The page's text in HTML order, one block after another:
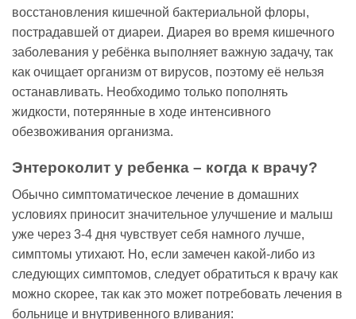
восстановления кишечной бактериальной флоры,
пострадавшей от диареи. Диарея во время кишечного
заболевания у ребёнка выполняет важную задачу, так
как очищает организм от вирусов, поэтому её нельзя
останавливать. Необходимо только пополнять
жидкости, потерянные в ходе интенсивного
обезвоживания организма.
Энтероколит у ребенка – когда к врачу?
Обычно симптоматическое лечение в домашних
условиях приносит значительное улучшение и малыш
уже через 3-4 дня чувствует себя намного лучше,
симптомы утихают. Но, если замечен какой-либо из
следующих симптомов, следует обратиться к врачу как
можно скорее, так как это может потребовать лечения в
больнице и внутривенного вливания: